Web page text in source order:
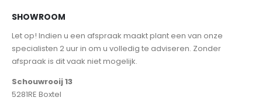
SHOWROOM
Let op! Indien u een afspraak maakt plant een van onze
specialisten 2 uur in om u volledig te adviseren. Zonder
afspraak is dit vaak niet mogelijk.
Schouwrooij 13
5281RE Boxtel